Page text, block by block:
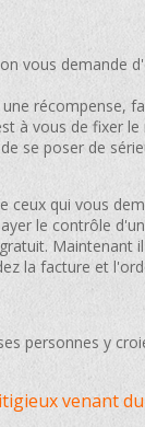
vous demande
récompense,
à vous de fixer
se poser de
ceux qui vous
le contrôle
Maintenant
la facture et
personnes y
venant